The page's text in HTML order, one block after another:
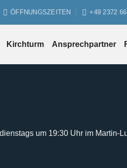
ÖFFNUNGSZEITEN +49 2372
Kirchturm Ansprechpartner
um 19:30 Uhr im Martin-